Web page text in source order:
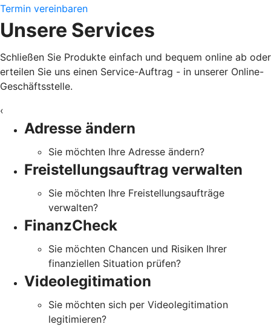
Termin vereinbaren
Unsere Services
Schließen Sie Produkte einfach und bequem online ab oder
erteilen Sie uns einen Service-Auftrag - in unserer Online-
Geschäftsstelle.
‹
Adresse ändern
Sie möchten Ihre Adresse ändern?
Freistellungsauftrag verwalten
Sie möchten Ihre Freistellungsaufträge
verwalten?
FinanzCheck
Sie möchten Chancen und Risiken Ihrer
finanziellen Situation prüfen?
Videolegitimation
Sie möchten sich per Videolegitimation
legitimieren?